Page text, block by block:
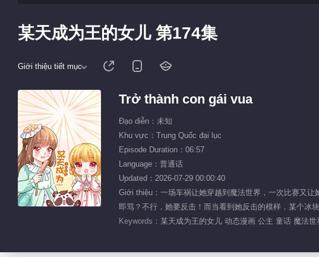
某天成为王的女儿 第174集
Giới thiệu tiết mục
Trở thành con gái vua
Đạo diễn：未知
Khu vực：Trung Quốc đại lục
Episode Duration：06:57
Language：普通话
Updated：2026-07-29 00:00:40
Giới thiệu：一场车祸让她穿越到魔法世界，一次比赛又
即骂？不行，她要反击！而当看到她反击的模样，某个冰
Keywords： 某天成为王的女儿 动态漫画 公主 童话 魔法